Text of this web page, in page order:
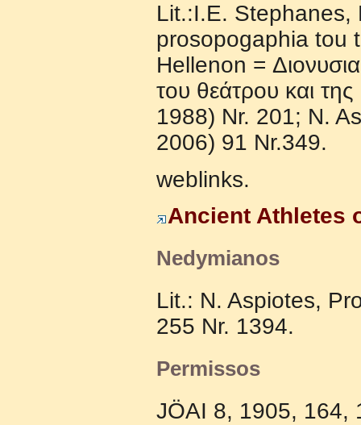
Lit.:I.E. Stephanes,
prosopogaphia tou
Hellenon =
τoυ θεάτρoυ και
1988) Nr. 201; N.
2006) 91 Nr.349.
weblinks.
Ancient Athletes
Nedymianos
Lit.: N. Aspiotes,
255 Nr. 1394.
Permissos
JÖAI 8, 1905, 164,